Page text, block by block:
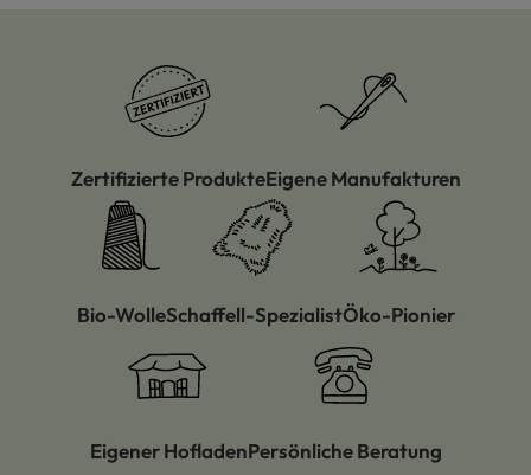
Zertifizierte ProdukteEigene Manufakturen
Bio-WolleSchaffell-SpezialistÖko-Pionier
Eigener HofladenPersönliche Beratung